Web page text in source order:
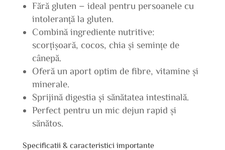
Fără gluten – ideal pentru persoanele cu
intoleranță la gluten.
Combină ingrediente nutritive:
scorțișoară, cocos, chia și semințe de
cânepă.
Oferă un aport optim de fibre, vitamine și
minerale.
Sprijină digestia și sănătatea intestinală.
Perfect pentru un mic dejun rapid și
sănătos.
Specificatii & caracteristici importante